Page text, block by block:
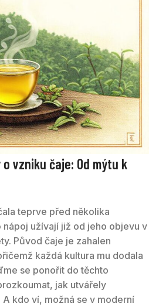
vzniku čaje: Od mýtu k
teprve před několika
užívají již od jeho objevu v
Původ čaje je zahalen
každá kultura mu dodala
se ponořit do těchto
jak utvářely
kdo ví, možná se v moderní